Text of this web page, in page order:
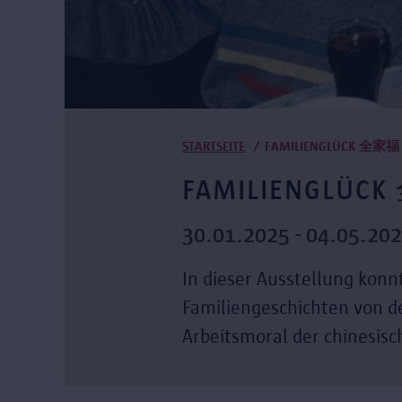
Pfadnavigation
STARTSEITE FAMILIENGLÜCK 全家福
30.01.2025 -
In dieser Ausstellung
Familiengeschichten von
Arbeitsmoral der